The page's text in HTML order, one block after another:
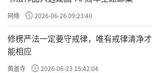
网络 2026-06-26 09:23:40
修楞严法一定要守戒律，唯有戒律清净才
能相应
黄盖寺 2026-06-23 15:42:04